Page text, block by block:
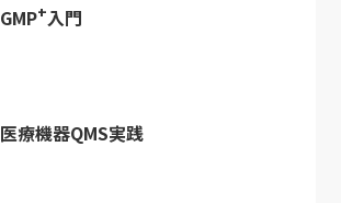
GMP+入門
医療機器QMS実践